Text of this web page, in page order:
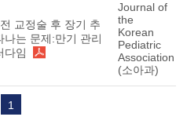
교정술 후 장기 추
나는 문제:만기 관리
다임
Journal of
the
Korean
Pediatric
Association
(소아과)
1